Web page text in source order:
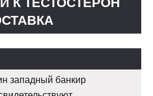
западный банкир